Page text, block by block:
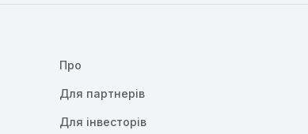
Про
Для партнерів
Для інвесторів